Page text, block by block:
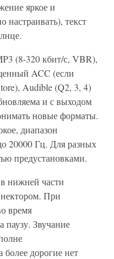
яркое и
настраивать), текст
(8-320 кбит/с, VBR),
ACC (если
Audible (Q2, 3, 4)
и с выходом
новые форматы.
диапазон
20000 Гц. Для разных
предустановками.
нижней части
При
время
паузу. Звучание
более дорогие нет